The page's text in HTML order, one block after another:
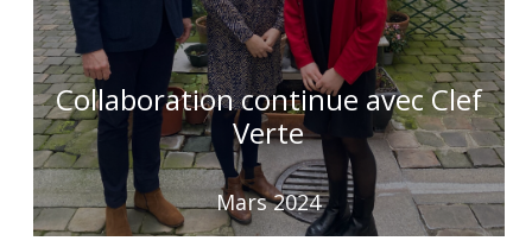
Collaboration continue avec Clef
Verte
Mars 2024